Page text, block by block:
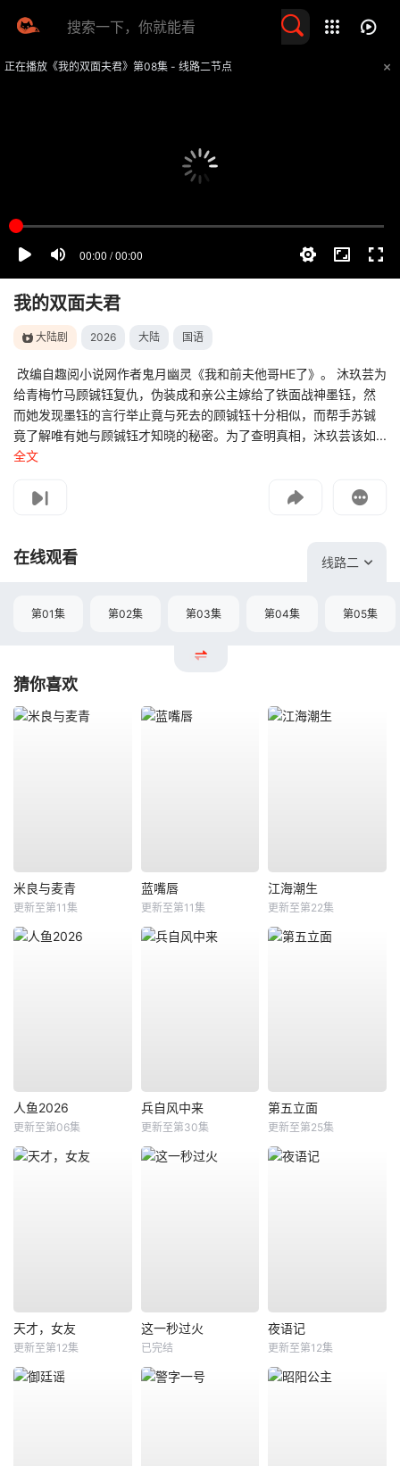
正在播放《我的双面夫君》第08集 - 线路二节点
我的双面夫君
大陆剧 2026 大陆 国语
改编自趣阅小说网作者鬼月幽灵《我和前夫他哥HE了》。 沐玖芸为
给青梅竹马顾铖钰复仇，伪装成和亲公主嫁给了铁面战神墨钰，然
而她发现墨钰的言行举止竟与死去的顾铖钰十分相似，而帮手苏铖
竟了解唯有她与顾铖钰才知晓的秘密。为了查明真相，沐玖芸该如...
全文
如遇无法播放请提交给我们
在线观看 线路二
第01集 第02集 第03集 第04集 第05集
猜你喜欢
米良与麦青
更新至第11集
蓝嘴唇
更新至第11集
江海潮生
更新至第22集
人鱼2026
更新至第06集
兵自风中来
更新至第30集
第五立面
更新至第25集
天才，女友
更新至第12集
这一秒过火
已完结
夜语记
更新至第12集